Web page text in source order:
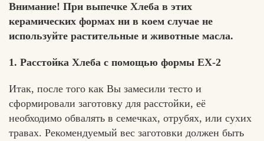
Внимание! При выпечке Хлеба в этих
керамических формах ни в коем случае не
используйте растительные и животные масла.
1. Расстойка Хлеба с помощью формы ЕХ-2
Итак, после того как Вы замесили тесто и
сформировали заготовку для расстойки, её
необходимо обвалять в семечках, отрубях, или сухих
травах. Рекомендуемый вес заготовки должен быть